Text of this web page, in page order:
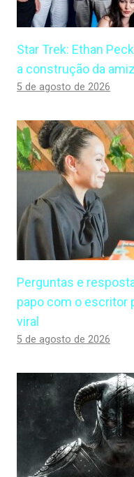
Star Trek: Ethan
a construção da
5 de agosto de 2026
Perguntas e
papo com o escritor
viral
5 de agosto de 2026